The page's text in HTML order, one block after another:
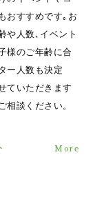
おすすめです｡お
や人数､イベント
様のご年齢に合
ー人数も決定
ていただきます
相談ください。